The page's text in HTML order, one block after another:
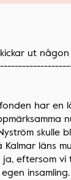
ut
har en
skulle
läns
eftersom
insamling.